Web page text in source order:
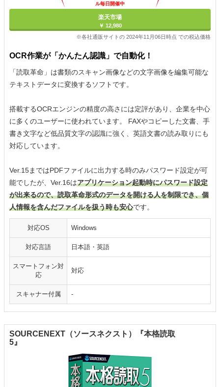
ル毎日開催中
楽天市場
￥ 12,980
※各社通販サイトの 2024年11月06日時点 での税込価格
OCR作業が「かんたん認識」で自動化！
「読取革命」は書類のスキャン画像などの文字画像を編集可能な
テキストデータに変換するソフトです。
搭載するOCRエンジンの精度の高さには定評があり、企業を中心
に多くのユーザーに使われています。 FAXやコピーした文書、手
書き文字など低品質文字の認識に強く、英語文書の読み取りにも
対応しています。
Ver.15まではPDFファイルに出力する時のみパスワード設定が可
能でしたが、Ver.16はアプリケーション起動時にパスワード設定
が出来るので、読取革命形式のデータを開ける人を制限でき、個
人情報を含んだファイルを扱う時も安心です。
対応OS Windows
対応言語 日本語・英語
スマートフォン対
応
対応
スキャナー付属 -
SOURCENEXT（ソースネクスト）『本格読取
5』